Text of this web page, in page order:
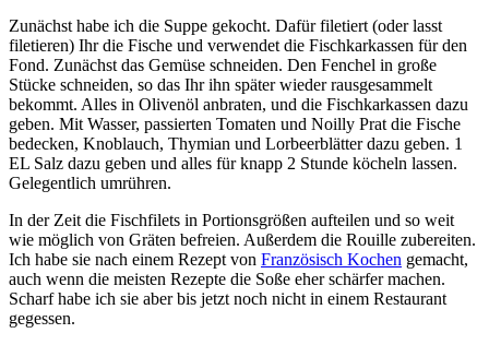
Zunächst habe ich die Suppe gekocht. Dafür filetiert (oder lasst
filetieren) Ihr die Fische und verwendet die Fischkarkassen für den
Fond. Zunächst das Gemüse schneiden. Den Fenchel in große
Stücke schneiden, so das Ihr ihn später wieder rausgesammelt
bekommt. Alles in Olivenöl anbraten, und die Fischkarkassen dazu
geben. Mit Wasser, passierten Tomaten und Noilly Prat die Fische
bedecken, Knoblauch, Thymian und Lorbeerblätter dazu geben. 1
EL Salz dazu geben und alles für knapp 2 Stunde köcheln lassen.
Gelegentlich umrühren.
In der Zeit die Fischfilets in Portionsgrößen aufteilen und so weit
wie möglich von Gräten befreien. Außerdem die Rouille zubereiten.
Ich habe sie nach einem Rezept von Französisch Kochen gemacht,
auch wenn die meisten Rezepte die Soße eher schärfer machen.
Scharf habe ich sie aber bis jetzt noch nicht in einem Restaurant
gegessen.